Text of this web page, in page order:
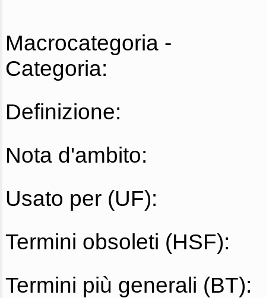
Macrocategoria -
Categoria:
Definizione:
Nota d'ambito:
Usato per (UF):
Termini obsoleti (HSF):
Termini più generali (BT):